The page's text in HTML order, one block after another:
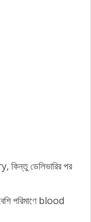
ডেলিভারির পর
পরিমাণে blood